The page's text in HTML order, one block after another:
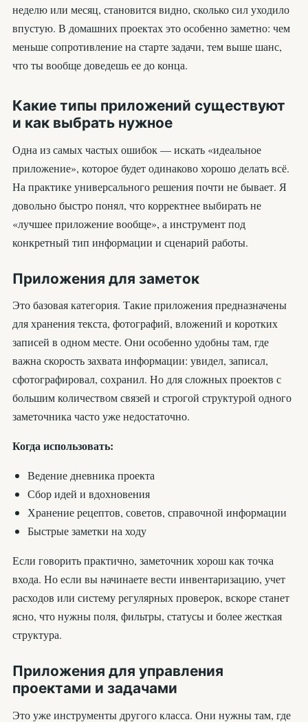
неделю или месяц, становится видно, сколько сил уходило
впустую. В домашних проектах это особенно заметно: чем
меньше сопротивление на старте задачи, тем выше шанс,
что ты вообще доведешь ее до конца.
Какие типы приложений существуют
и как выбрать нужное
Одна из самых частых ошибок — искать «идеальное
приложение», которое будет одинаково хорошо делать всё.
На практике универсального решения почти не бывает. Я
довольно быстро понял, что корректнее выбирать не
«лучшее приложение вообще», а инструмент под
конкретный тип информации и сценарий работы.
Приложения для заметок
Это базовая категория. Такие приложения предназначены
для хранения текста, фотографий, вложений и коротких
записей в одном месте. Они особенно удобны там, где
важна скорость захвата информации: увидел, записал,
сфотографировал, сохранил. Но для сложных проектов с
большим количеством связей и строгой структурой одного
заметочника часто уже недостаточно.
Когда использовать:
Ведение дневника проекта
Сбор идей и вдохновения
Хранение рецептов, советов, справочной информации
Быстрые заметки на ходу
Если говорить практично, заметочник хорош как точка
входа. Но если вы начинаете вести инвентаризацию, учет
расходов или систему регулярных проверок, вскоре станет
ясно, что нужны поля, фильтры, статусы и более жесткая
структура.
Приложения для управления
проектами и задачами
Это уже инструменты другого класса. Они нужны там, где